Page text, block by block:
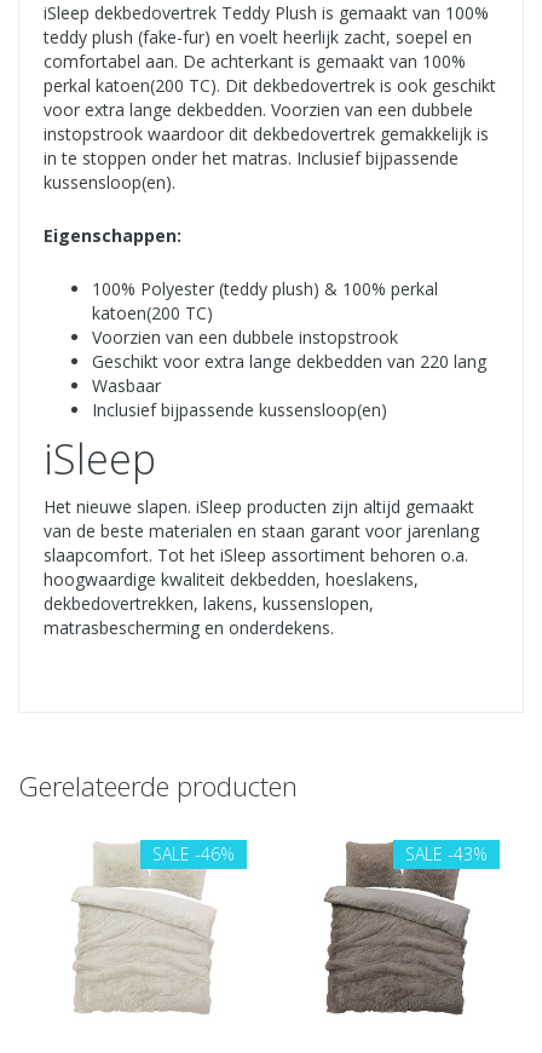
iSleep dekbedovertrek Teddy Plush is gemaakt van 100%
teddy plush (fake-fur) en voelt heerlijk zacht, soepel en
comfortabel aan. De achterkant is gemaakt van 100%
perkal katoen(200 TC). Dit dekbedovertrek is ook geschikt
voor extra lange dekbedden. Voorzien van een dubbele
instopstrook waardoor dit dekbedovertrek gemakkelijk is
in te stoppen onder het matras. Inclusief bijpassende
kussensloop(en).
Eigenschappen:
100% Polyester (teddy plush) & 100% perkal
katoen(200 TC)
Voorzien van een dubbele instopstrook
Geschikt voor extra lange dekbedden van 220 lang
Wasbaar
Inclusief bijpassende kussensloop(en)
iSleep
Het nieuwe slapen. iSleep producten zijn altijd gemaakt
van de beste materialen en staan garant voor jarenlang
slaapcomfort. Tot het iSleep assortiment behoren o.a.
hoogwaardige kwaliteit dekbedden, hoeslakens,
dekbedovertrekken, lakens, kussenslopen,
matrasbescherming en onderdekens.
Gerelateerde producten
SALE -46% SALE -43%